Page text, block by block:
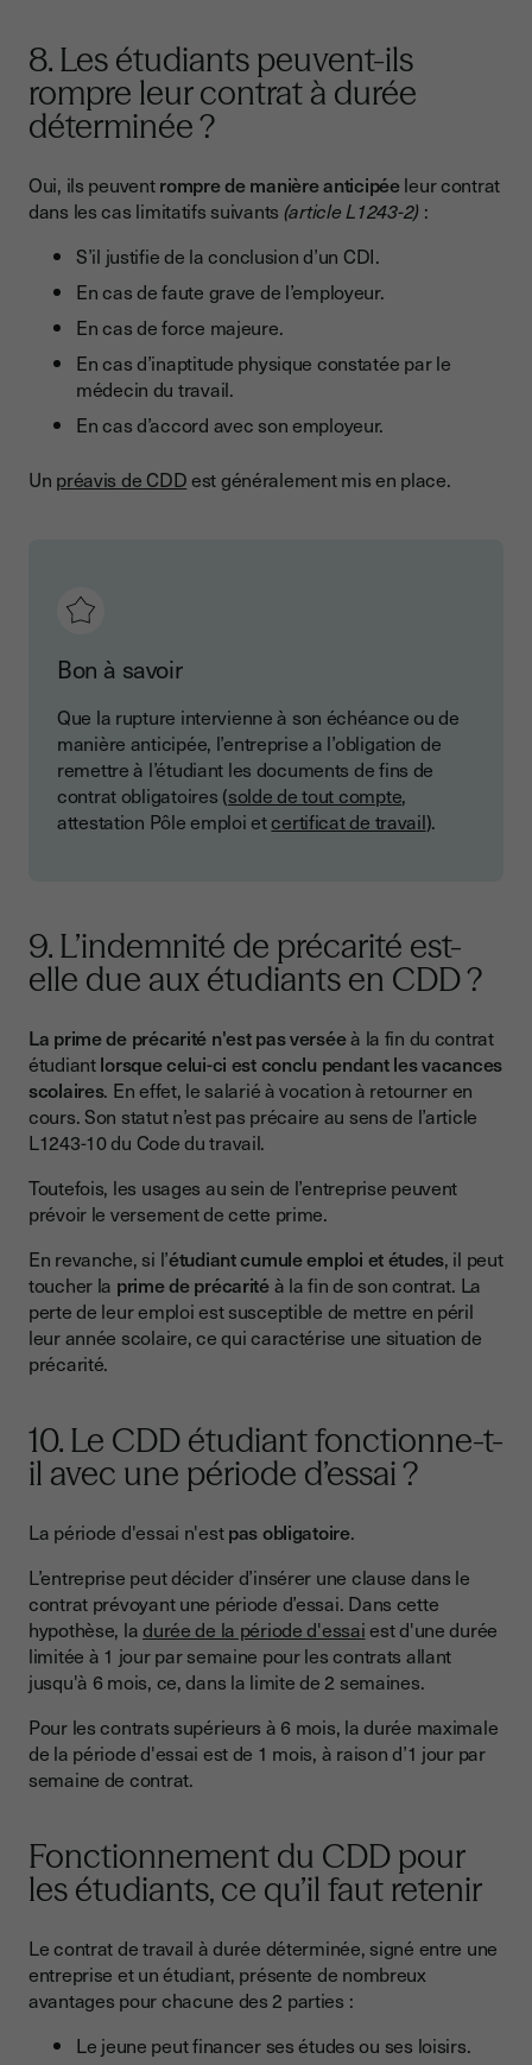
8. Les étudiants peuvent-ils
rompre leur contrat à durée
déterminée ?
Oui, ils peuventrompre de manière anticipéeleur contrat
dans les cas limitatifs suivants (article L1243-2) :
S’il justifie de la conclusion d’un CDI.
En cas de faute grave de l’employeur.
En cas de force majeure.
En cas d’inaptitude physique constatée par le
médecin du travail.
En cas d’accord avec son employeur.
Un préavis de CDDest généralement mis en place.
Bon à savoir
Que la rupture intervienne à son échéance ou de
manière anticipée, l’entreprise a l’obligation de
remettre à l’étudiant les documents de fins de
contrat obligatoires (solde de tout compte,
attestation Pôle emploi etcertificat de travail).
9. L’indemnité de précarité est-
elle due aux étudiants en CDD ?
La prime de précarité n'est pas verséeà la fin du contrat
étudiantlorsque celui-ci est conclu pendant les vacances
scolaires. En effet, le salarié à vocation à retourner en
cours. Son statut n’est pas précaire au sens de l’article
L1243-10 du Code du travail.
Toutefois, les usages au sein de l’entreprise peuvent
prévoir le versement de cette prime.
En revanche, si l’étudiant cumule emploi et études, il peut
toucher la prime de précaritéà la fin de son contrat. La
perte de leur emploi est susceptible de mettre en péril
leur année scolaire, ce qui caractérise une situation de
précarité.
10. Le CDD étudiant fonctionne-t-
il avec une période d’essai ?
La période d'essai n'estpas obligatoire.
L’entreprise peut décider d’insérer une clause dans le
contrat prévoyant une période d’essai. Dans cette
hypothèse, ladurée de la période d'essaiest d'une durée
limitée à 1 jour par semaine pour les contrats allant
jusqu'à 6 mois, ce, dans la limite de 2 semaines.
Pour les contrats supérieurs à 6 mois, la durée maximale
de la période d'essai est de 1 mois, à raison d’1 jour par
semaine de contrat.
Fonctionnement du CDD pour
les étudiants, ce qu’il faut retenir
Le contrat de travail à durée déterminée, signé entre une
entreprise et un étudiant, présente de nombreux
avantages pour chacune des 2 parties :
Le jeune peut financer ses études ou ses loisirs.